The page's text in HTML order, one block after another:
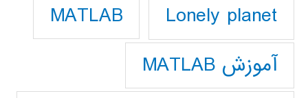
Lonely planet
MATLAB
آموزش MATLAB